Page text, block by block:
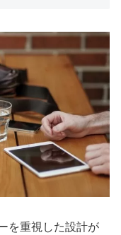
を重視した設計が